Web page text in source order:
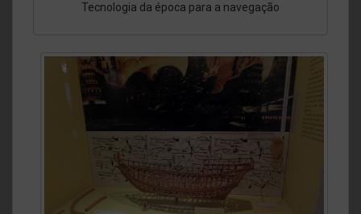
Tecnologia da época para a navegação